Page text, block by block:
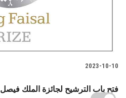
2023-10-10
فتح باب الترشيح لجائزة الملك فيصل 2025